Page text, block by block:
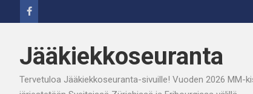
to
Jääkiekkoseuranta
Tervetuloa Jääkiekkoseuranta-sivuille! Vuoden 2026 MM-